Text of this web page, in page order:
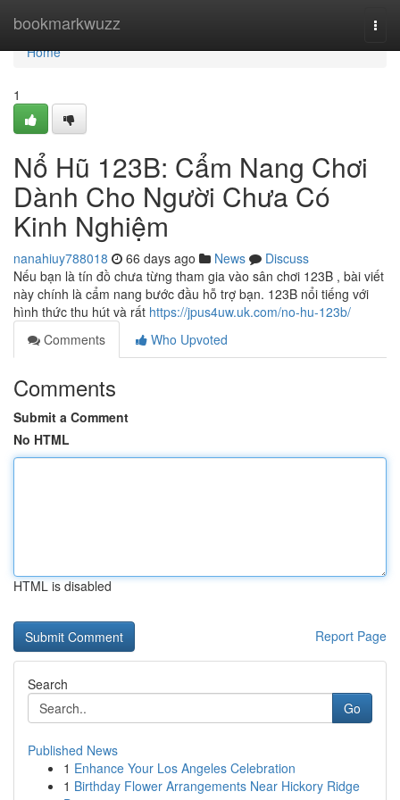
bookmarkwuzz
Home
Home
1
Nổ Hũ 123B: Cẩm Nang Chơi
Dành Cho Người Chưa Có
Kinh Nghiệm
nanahiuy788018 66 days ago News
Discuss
Nếu bạn là tín đồ chưa từng tham gia vào sân chơi 123B , bài viết
này chính là cẩm nang bước đầu hỗ trợ bạn. 123B nổi tiếng với
hình thức thu hút và rất https://jpus4uw.uk.com/no-hu-123b/
Comments
Who Upvoted
Comments
Submit a Comment
No HTML
HTML is disabled
Report Page
Search
Go
Published News
1 Enhance Your Los Angeles Celebration
1 Birthday Flower Arrangements Near Hickory Ridge